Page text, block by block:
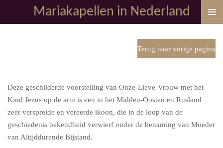
direct
Mariakapellen in Nederland
Terug naar vorige pagina
Deze geschilderde voorstelling van Onze-Lieve-Vrouw met het
Kind Jezus op de arm is een in het Midden-Oosten en Rusland
zeer verspreide en vereerde ikoon, die in de loop van de
geschiedenis bekendheid verwierf onder de benaming van Moeder
van Altijddurende Bijstand.